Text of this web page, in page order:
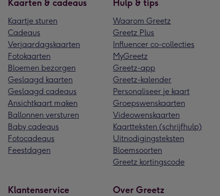
Kaarten & cadeaus
Kaartje sturen
Cadeaus
Verjaardagskaarten
Fotokaarten
Bloemen bezorgen
Geslaagd kaarten
Geslaagd cadeaus
Ansichtkaart maken
Ballonnen versturen
Baby cadeaus
Fotocadeaus
Feestdagen
Hulp & tips
Waarom Greetz
Greetz Plus
Influencer co-collecties
MyGreetz
Greetz-app
Greetz-kalender
Personaliseer je kaart
Groepswenskaarten
Videowenskaarten
Kaartteksten (schrijfhulp)
Uitnodigingsteksten
Bloemsoorten
Greetz kortingscode
Klantenservice Over Greetz